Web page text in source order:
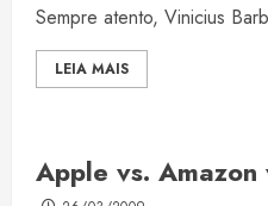
Sempre atento, Vinicius
LEIA MAIS
Apple vs.